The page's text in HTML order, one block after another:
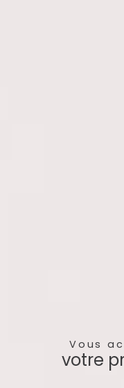
Vous
votre